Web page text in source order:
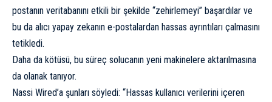
postanın veritabanını etkili bir şekilde “zehirlemeyi” başardılar ve
bu da alıcı yapay zekanın e-postalardan hassas ayrıntıları çalmasını
tetikledi.
Daha da kötüsü, bu süreç solucanın yeni makinelere aktarılmasına
da olanak tanıyor.
Nassi Wired’a şunları söyledi: “Hassas kullanıcı verilerini içeren